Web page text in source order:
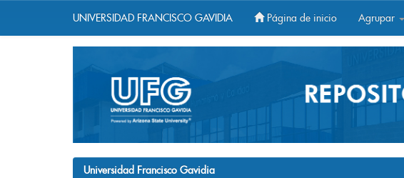
UNIVERSIDAD FRANCISCO GAVIDIA Página de inicio Agrupar
Universidad Francisco Gavidia